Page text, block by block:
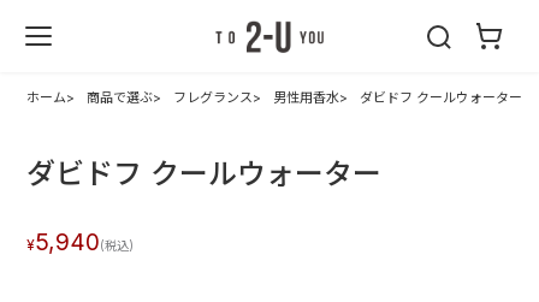
ホーム 商品で選ぶ フレグランス 男性用香水 ダビドフ クールウォーター
ダビドフ クールウォーター
5,940